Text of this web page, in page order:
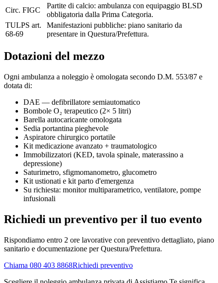
Circ. FIGC
Partite di calcio: ambulanza con equipaggio BLSD
obbligatoria dalla Prima Categoria.
TULPS art.
68-69
Manifestazioni pubbliche: piano sanitario da
presentare in Questura/Prefettura.
Dotazioni del mezzo
Ogni ambulanza a noleggio è omologata secondo D.M. 553/87 e
dotata di:
DAE — defibrillatore semiautomatico
Bombole O₂ terapeutico (2× 5 litri)
Barella autocaricante omologata
Sedia portantina pieghevole
Aspiratore chirurgico portatile
Kit medicazione avanzato + traumatologico
Immobilizzatori (KED, tavola spinale, materassino a
depressione)
Saturimetro, sfigmomanometro, glucometro
Kit ustionati e kit parto d'emergenza
Su richiesta: monitor multiparametrico, ventilatore, pompe
infusionali
Richiedi un preventivo per il tuo evento
Rispondiamo entro 2 ore lavorative con preventivo dettagliato, piano
sanitario e documentazione per Questura/Prefettura.
Chiama 080 403 8868Richiedi preventivo